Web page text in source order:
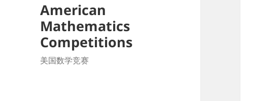
American
Mathematics
Competitions
美国数学竞赛